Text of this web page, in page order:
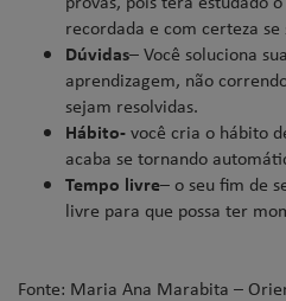
recordada e com certeza
Dúvidas– Você soluciona
aprendizagem, não
sejam resolvidas.
Hábito-você cria o hábito
acaba se tornando
Tempo livre– o seu fim de
livre para que possa ter
Fonte: Maria Ana Marabita –